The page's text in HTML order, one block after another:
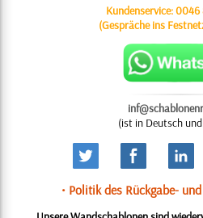
Kundenservice:0046
(Gespräche ins
(ist in Deutsch
• Politik des Rückgabe-